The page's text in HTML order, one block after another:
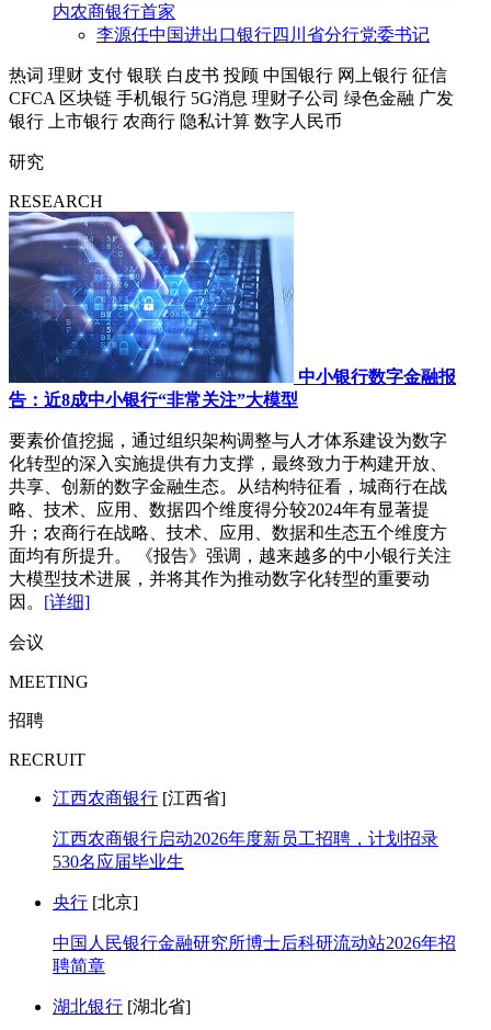
内农商银行首家
李源任中国进出口银行四川省分行党委书记
热词 理财 支付 银联 白皮书 投顾 中国银行 网上银行 征信
CFCA 区块链 手机银行 5G消息 理财子公司 绿色金融 广发
银行
上市银行 农商行 隐私计算 数字人民币
研究
RESEARCH
中小银行数字金融报
告：近8成中小银行“非常关注”大模型
要素价值挖掘，通过组织架构调整与人才体系建设为数字
化转型的深入实施提供有力支撑，最终致力于构建开放、
共享、创新的数字金融生态。从结构特征看，城商行在战
略、技术、应用、数据四个维度得分较2024年有显著提
升；农商行在战略、技术、应用、数据和生态五个维度方
面均有所提升。 《报告》强调，越来越多的中小银行关注
大模型技术进展，并将其作为推动数字化转型的重要动
因。 [详细]
会议
MEETING
招聘
RECRUIT
江西农商银行 [江西省]
江西农商银行启动2026年度新员工招聘，计划招录
530名应届毕业生
央行 [北京]
中国人民银行金融研究所博士后科研流动站2026年招
聘简章
湖北银行 [湖北省]